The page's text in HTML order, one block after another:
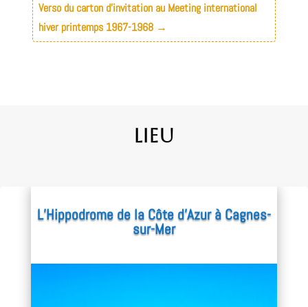
Verso du carton d’invitation au Meeting international
hiver printemps 1967-1968→
Lieu
L’Hippodrome de la Côte d’Azur à Cagnes-
sur-Mer